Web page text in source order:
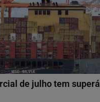
de julho tem